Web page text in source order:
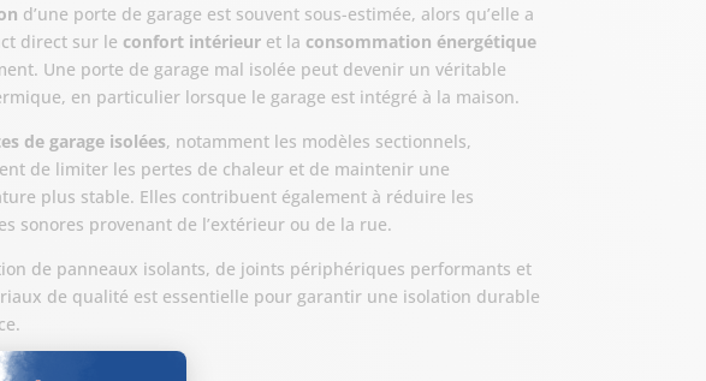
d’une porte de garage est souvent sous-estimée, alors qu’elle a
direct sur le confort intérieuret la consommation énergétique
Une porte de garage mal isolée peut devenir un véritable
en particulier lorsque le garage est intégré à la maison.
de garage isolées, notamment les modèles sectionnels,
de limiter les pertes de chaleur et de maintenir une
plus stable. Elles contribuent également à réduire les
sonores provenant de l’extérieur ou de la rue.
de panneaux isolants, de joints périphériques performants et
de qualité est essentielle pour garantir une isolation durable